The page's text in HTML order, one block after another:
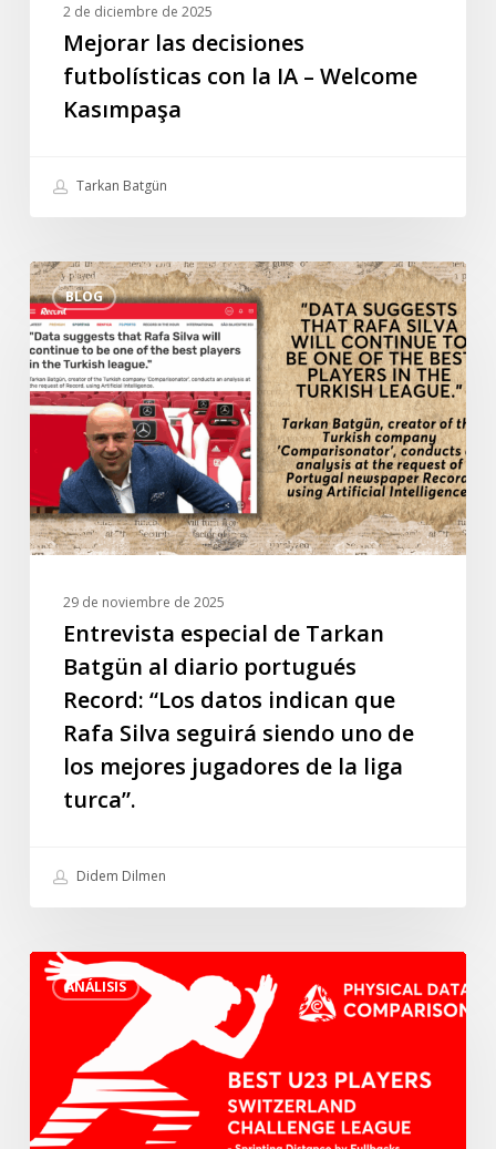
2 de diciembre de 2025
Mejorar las decisiones
futbolísticas con la IA – Welcome
Kasımpaşa
Tarkan Batgün
BLOG
Entrevista
especial
de
Tarkan
Batgün
al
portugués
Record:
“Los
datos
seguirá
siendo
jugadores
liga
turca”.
29 de noviembre de 2025
Entrevista especial de Tarkan
Batgün al diario portugués
Record: “Los datos indican que
Rafa Silva seguirá siendo uno de
los mejores jugadores de la liga
turca”.
Didem Dilmen
ANÁLISIS
Los
mejores
Challenge